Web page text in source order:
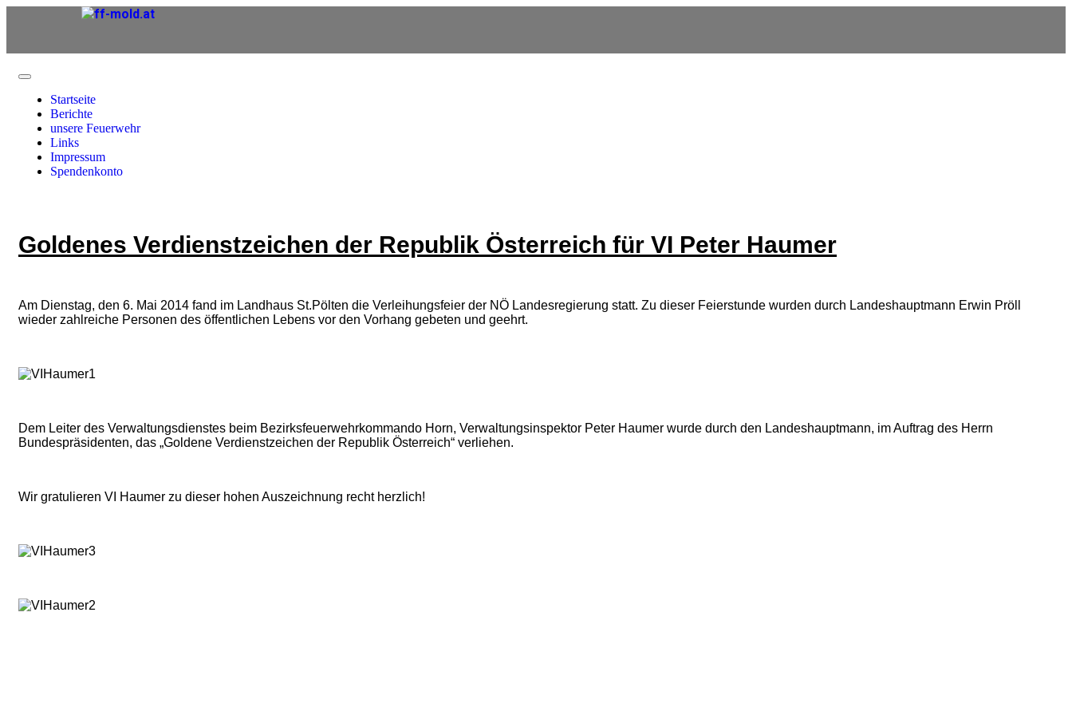
Startseite
Berichte
unsere Feuerwehr
Links
Impressum
Spendenkonto
Goldenes Verdienstzeichen der Republik Österreich für VI Peter Haumer
Am Dienstag, den 6. Mai 2014 fand im Landhaus St.Pölten die Verleihungsfeier der NÖ Landesregierung statt. Zu dieser Feierstunde wurden durch Landeshauptmann Erwin Pröll
wieder zahlreiche Personen des öffentlichen Lebens vor den Vorhang gebeten und geehrt.
Dem Leiter des Verwaltungsdienstes beim Bezirksfeuerwehrkommando Horn, Verwaltungsinspektor Peter Haumer wurde durch den Landeshauptmann, im Auftrag des Herrn
Bundespräsidenten, das „Goldene Verdienstzeichen der Republik Österreich“ verliehen.
Wir gratulieren VI Haumer zu dieser hohen Auszeichnung recht herzlich!